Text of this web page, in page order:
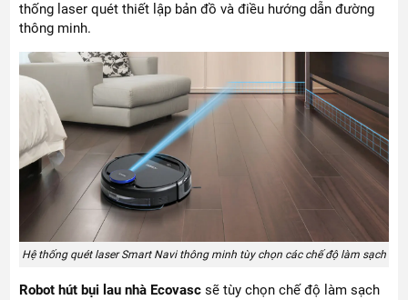
thống laser quét thiết lập bản đồ và điều hướng dẫn đường
thông minh.
Hệ thống quét laser Smart Navi thông minh tùy chọn các chế độ làm sạch
Robot hút bụi lau nhà Ecovasc sẽ tùy chọn chế độ làm sạch